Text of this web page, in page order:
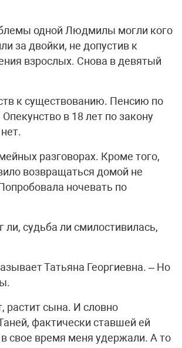
одной Людмилы могли кого
за двойки, не допустив к
взрослых. Снова в девятый
к существованию. Пенсию по
в 18 лет по закону
разговорах. Кроме того,
возвращаться домой не
ночевать по
ли, судьба ли смилостивилась,
Татьяна Георгиевна. – Но
растит сына. И словно
фактически ставшей ей
свое время меня удержали. А то